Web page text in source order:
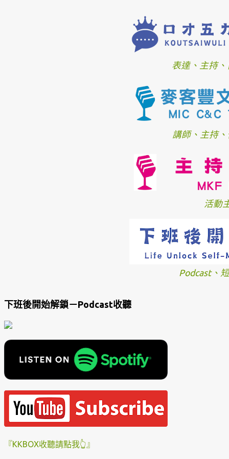
表達、主持
講師、主持
活動
Podcast、
下班後開始解鎖－Podcast收聽
『KKBOX收聽請點我👆』